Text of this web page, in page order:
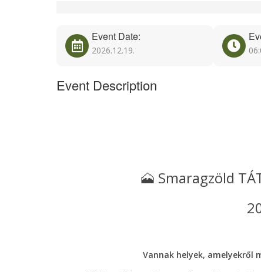
Event Date:
2026.12.19.
Event Description
🗻 Smaragzöld
Vannak helyek, amelyekről